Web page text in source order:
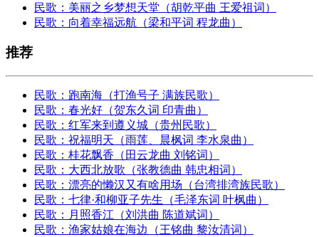
民歌：美丽之乡梦想天堂（胡乾平曲 王爱祖词）
民歌：向着幸福远航（梁和平词 程龙曲）
推荐
民歌：跑南海（打渔号子 满族民歌）
民歌：春光好（贺东久词 印青曲）
民歌：红军来到遵义城（贵州民歌）
民歌：祝福明天（雨莲、晨枫词 李水泉曲）
民歌：桂花飘香（田云龙曲 刘铭词）
民歌：大西北放歌（张教德曲 韩忠相词）
民歌：漂亮的懒汉又有啥用场（台湾排湾族民歌）
民歌：七律·和柳亚子先生（毛泽东词 叶枫曲）
民歌：月照香江（刘洪曲 陈道斌词）
民歌：渔家姑娘在海边（王铭曲 黎汝清词）